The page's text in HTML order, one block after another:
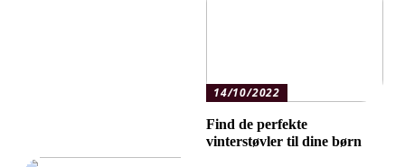
14/10/2022
Find de perfekte
vinterstøvler til dine børn